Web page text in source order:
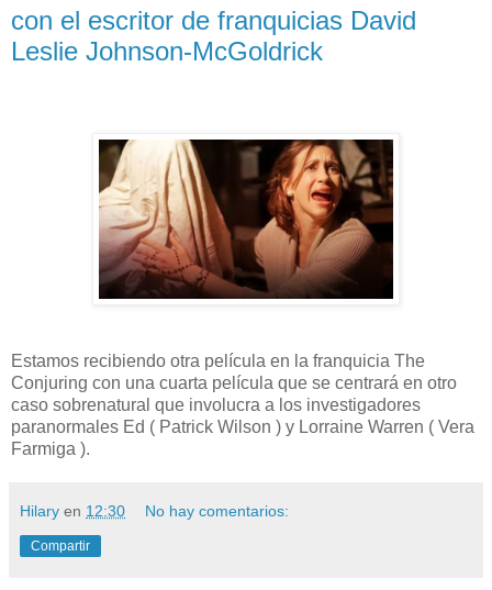
con el escritor de franquicias David
Leslie Johnson-McGoldrick
Estamos recibiendo otra película en la franquicia The
Conjuring con una cuarta película que se centrará en otro
caso sobrenatural que involucra a los investigadores
paranormales Ed ( Patrick Wilson ) y Lorraine Warren ( Vera
Farmiga ).
Hilary en 12:30 No hay comentarios:
Compartir